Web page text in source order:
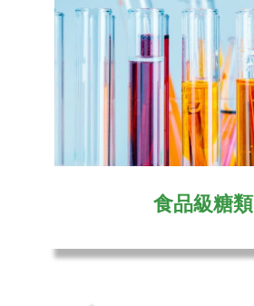
食品級糖類